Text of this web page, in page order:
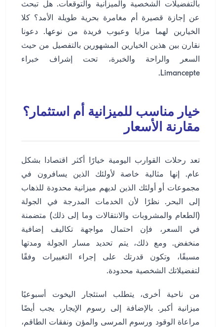
بالتفضيلات الشخصية والميزانية والتوقعات. هل تبحث
عن إجازة قصيرة أم مغامرة بحرية طويلة الأمد؟ كلا
الخيارين لهما مزايا وعيوب فريدة من نوعها. دعونا
نقارن بين هذين الخيارين المشهورين بالتفصيل من حيث
السعر والراحة والخبرة، تحت إشراف خبراء
Limancepte.
خيار مناسب للميزانية أم استثمار؟
مقارنة الأسعار
تعد رحلات القوارب اليومية خيارًا أكثر اقتصادا بشكل
عام. إنها مثالية خاصة لأولئك الذين يسافرون في
مجموعات أو أولئك الذين لديهم ميزانية محدودة للذهاب
إلى البحر. نظرًا لأن الخدمات المدرجة في الجولة
(الطعام والمشروبات والانتقالات وما إلى ذلك) متضمنة
في السعر، فإن احتمال مواجهة تكاليف إضافية
منخفض. ومع ذلك، يتم تحديد مسار الجولة ومدتها
مسبقًا، وتكون قدرتك على إجراء التغييرات وفقًا
لتفضيلاتك الشخصية محدودة.
من ناحية أخرى، يتطلب استئجار اليخوت أسبوعيًا
ميزانية أكبر. بالإضافة إلى رسوم الإيجار، يجب أيضًا
مراعاة الوقود ورسوم المرسى والمؤن ونفقات الطاقم،